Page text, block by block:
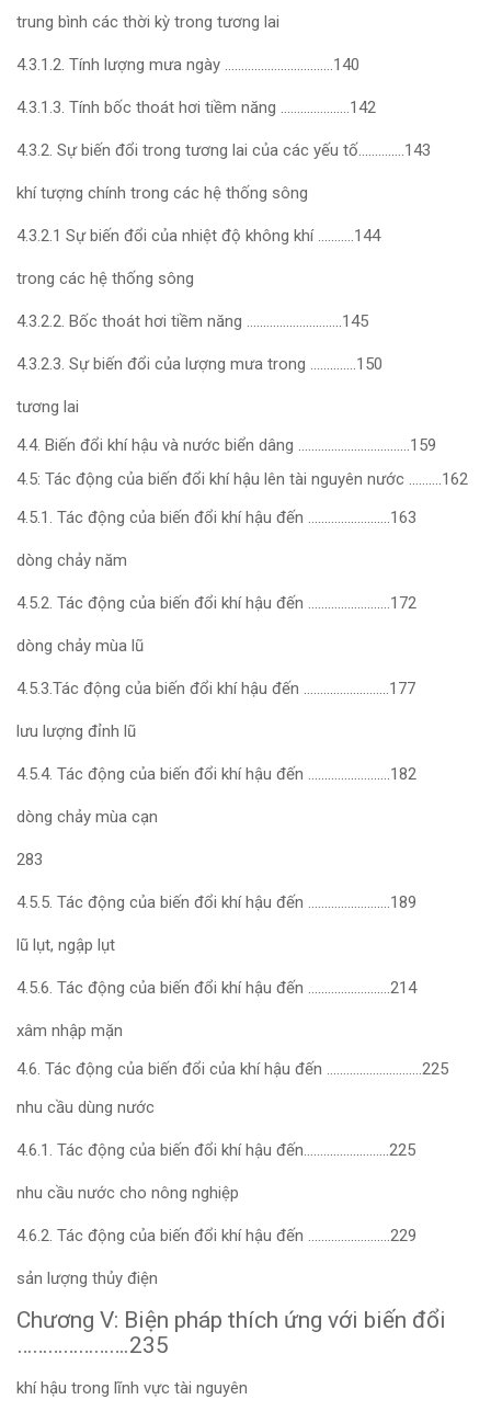
trung bình các thời kỳ trong tương lai
4.3.1.2. Tính lượng mưa ngày ……………………………140
4.3.1.3. Tính bốc thoát hơi tiềm năng …………………142
4.3.2. Sự biến đổi trong tương lai của các yếu tố…………..143
khí tượng chính trong các hệ thống sông
4.3.2.1 Sự biến đổi của nhiệt độ không khí ………..144
trong các hệ thống sông
4.3.2.2. Bốc thoát hơi tiềm năng ………………………..145
4.3.2.3. Sự biến đổi của lượng mưa trong …………..150
tương lai
4.4. Biến đổi khí hậu và nước biển dâng …………………………….159
4.5: Tác động của biến đổi khí hậu lên tài nguyên nước ……….162
4.5.1. Tác động của biến đổi khí hậu đến …………………….163
dòng chảy năm
4.5.2. Tác động của biến đổi khí hậu đến …………………….172
dòng chảy mùa lũ
4.5.3.Tác động của biến đổi khí hậu đến ……………………..177
lưu lượng đỉnh lũ
4.5.4. Tác động của biến đổi khí hậu đến …………………….182
dòng chảy mùa cạn
283
4.5.5. Tác động của biến đổi khí hậu đến …………………….189
lũ lụt, ngập lụt
4.5.6. Tác động của biến đổi khí hậu đến …………………….214
xâm nhập mặn
4.6. Tác động của biến đổi của khí hậu đến ………………………..225
nhu cầu dùng nước
4.6.1. Tác động của biến đổi khí hậu đến……………………..225
nhu cầu nước cho nông nghiệp
4.6.2. Tác động của biến đổi khí hậu đến …………………….229
sản lượng thủy điện
Chương V: Biện pháp thích ứng với biến đổi
………………….235
khí hậu trong lĩnh vực tài nguyên